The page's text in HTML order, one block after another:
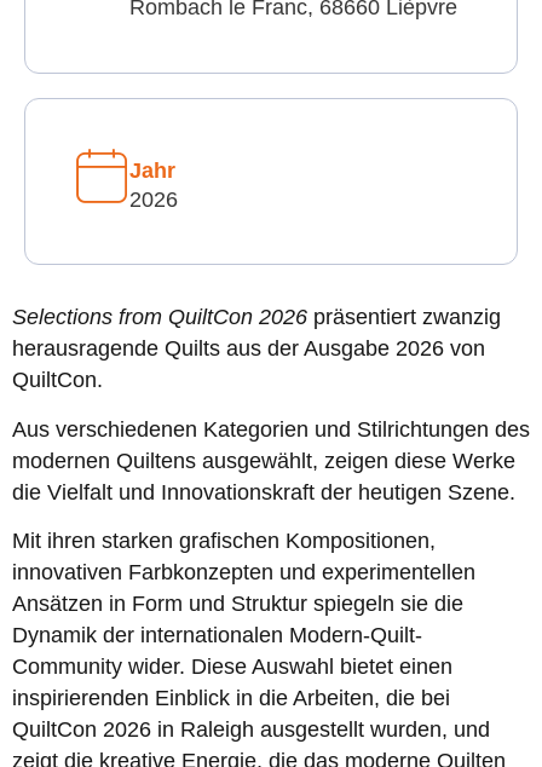
Rombach le Franc, 68660 Lièpvre
Jahr
2026
Selections from QuiltCon 2026 präsentiert zwanzig
herausragende Quilts aus der Ausgabe 2026 von
QuiltCon.
Aus verschiedenen Kategorien und Stilrichtungen des
modernen Quiltens ausgewählt, zeigen diese Werke
die Vielfalt und Innovationskraft der heutigen Szene.
Mit ihren starken grafischen Kompositionen,
innovativen Farbkonzepten und experimentellen
Ansätzen in Form und Struktur spiegeln sie die
Dynamik der internationalen Modern-Quilt-
Community wider. Diese Auswahl bietet einen
inspirierenden Einblick in die Arbeiten, die bei
QuiltCon 2026 in Raleigh ausgestellt wurden, und
zeigt die kreative Energie, die das moderne Quilten